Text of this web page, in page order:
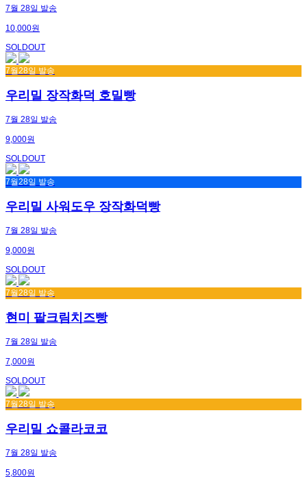
7월 28일 발송
10,000원
SOLDOUT
7월28일 발송
우리밀 장작화덕 호밀빵
7월 28일 발송
9,000원
SOLDOUT
7월28일 발송
우리밀 사워도우 장작화덕빵
7월 28일 발송
9,000원
SOLDOUT
7월28일 발송
현미 팥크림치즈빵
7월 28일 발송
7,000원
SOLDOUT
7월28일 발송
우리밀 쇼콜라코코
7월 28일 발송
5,800원